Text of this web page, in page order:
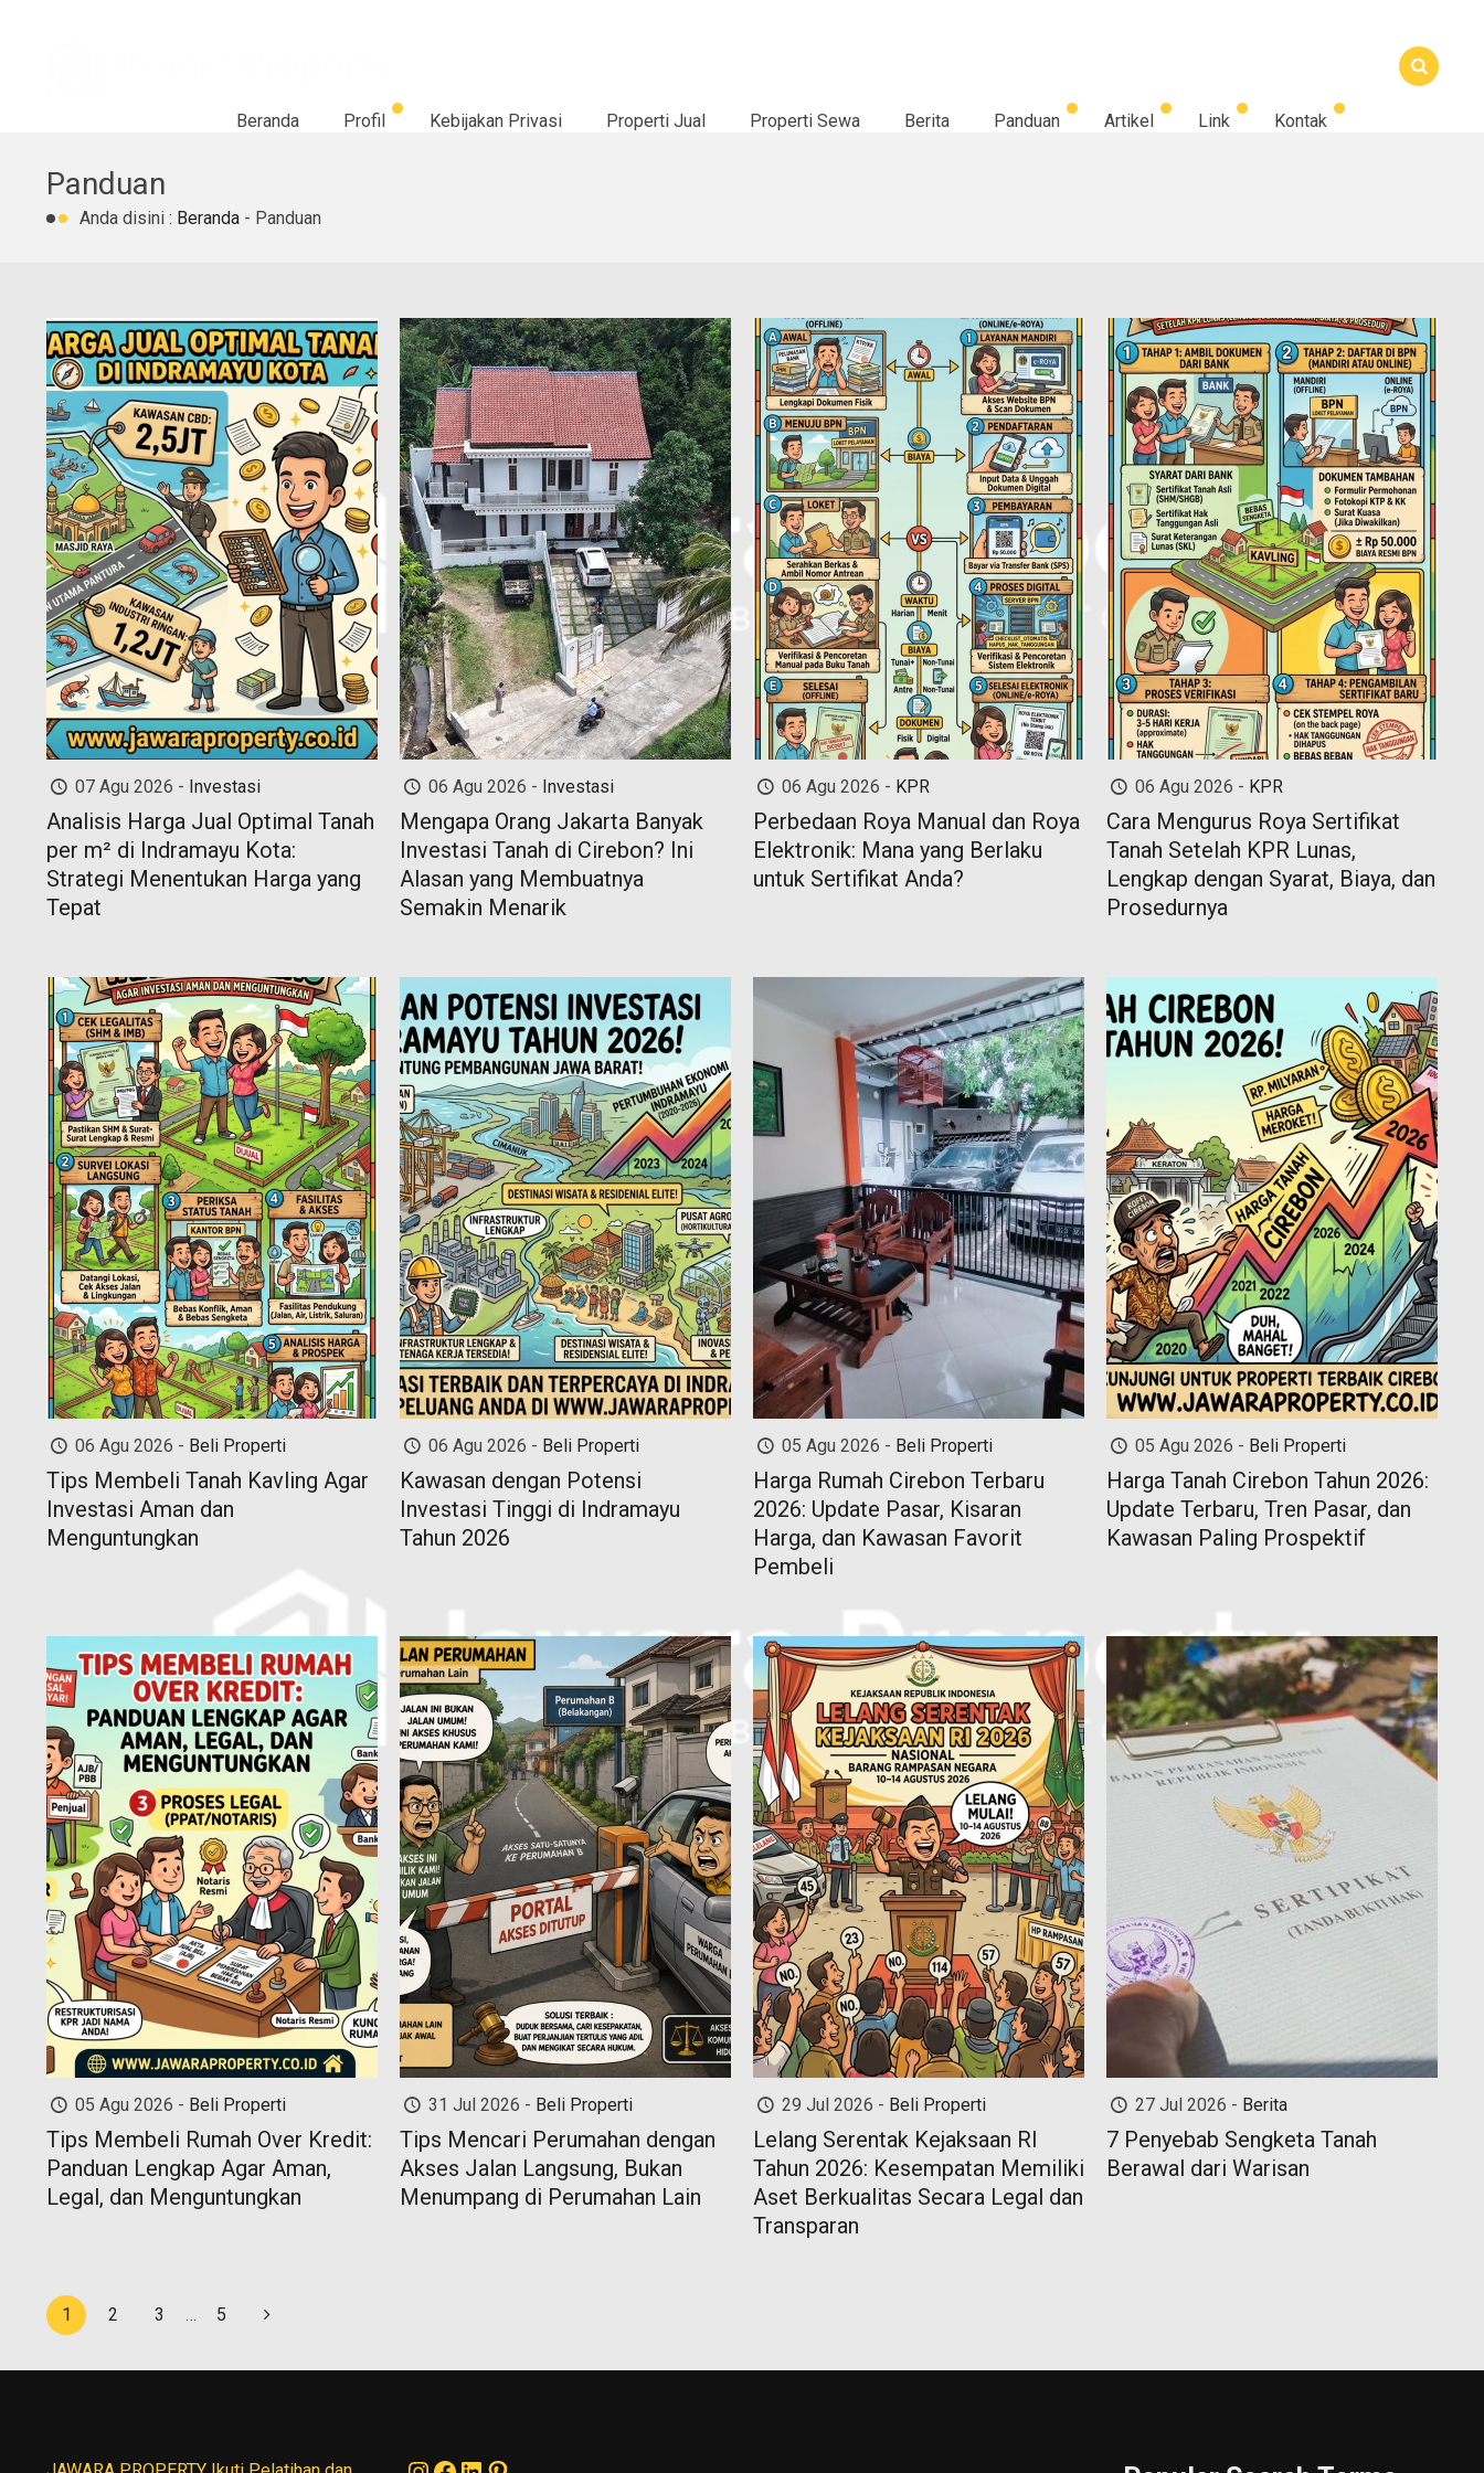
Beranda Profil Kebijakan Privasi Properti Jual Properti Sewa Berita Panduan Artikel Link Kontak
Panduan
Anda disini : Beranda - Panduan
07 Agu 2026 - Investasi
Analisis Harga Jual Optimal Tanah
per m² di Indramayu Kota:
Strategi Menentukan Harga yang
Tepat
06 Agu 2026 - Investasi
Mengapa Orang Jakarta Banyak
Investasi Tanah di Cirebon? Ini
Alasan yang Membuatnya
Semakin Menarik
06 Agu 2026 - KPR
Perbedaan Roya Manual dan Roya
Elektronik: Mana yang Berlaku
untuk Sertifikat Anda?
06 Agu 2026 - KPR
Cara Mengurus Roya Sertifikat
Tanah Setelah KPR Lunas,
Lengkap dengan Syarat, Biaya, dan
Prosedurnya
06 Agu 2026 - Beli Properti
Tips Membeli Tanah Kavling Agar
Investasi Aman dan
Menguntungkan
06 Agu 2026 - Beli Properti
Kawasan dengan Potensi
Investasi Tinggi di Indramayu
Tahun 2026
05 Agu 2026 - Beli Properti
Harga Rumah Cirebon Terbaru
2026: Update Pasar, Kisaran
Harga, dan Kawasan Favorit
Pembeli
05 Agu 2026 - Beli Properti
Harga Tanah Cirebon Tahun 2026:
Update Terbaru, Tren Pasar, dan
Kawasan Paling Prospektif
05 Agu 2026 - Beli Properti
Tips Membeli Rumah Over Kredit:
Panduan Lengkap Agar Aman,
Legal, dan Menguntungkan
31 Jul 2026 - Beli Properti
Tips Mencari Perumahan dengan
Akses Jalan Langsung, Bukan
Menumpang di Perumahan Lain
29 Jul 2026 - Beli Properti
Lelang Serentak Kejaksaan RI
Tahun 2026: Kesempatan Memiliki
Aset Berkualitas Secara Legal dan
Transparan
27 Jul 2026 - Berita
7 Penyebab Sengketa Tanah
Berawal dari Warisan
1 2 3 … 5